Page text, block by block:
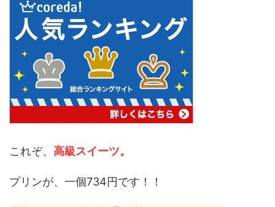
これぞ、 高級スイーツ。
プリンが、一個734円です！！